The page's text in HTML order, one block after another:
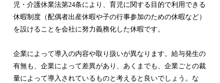
児・介護休業法第24条により、育児に関する目的で利用できる
休暇制度（配偶者出産休暇や子の行事参加のための休暇など）
を設けることを会社に努力義務化した休暇です。
企業によって導入の内容や取り扱いが異なります。給与発生の
有無も、企業によって差異があり、あくまでも、企業ごとの裁
量によって導入されているものと考えると良いでしょう。な